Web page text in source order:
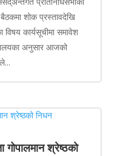
शोक प्रस्तावदेखि
विषय कार्यसूचीमा समावेश
अनुसार आजको
गोपालमान श्रेष्ठको